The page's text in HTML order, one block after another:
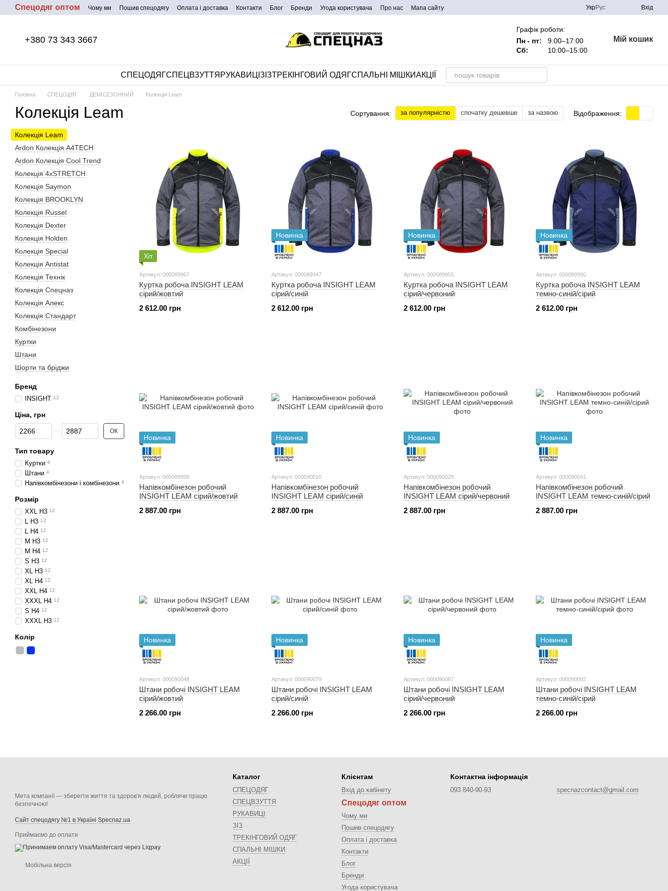
Перейти до основного контенту
Спецодяг оптом Чому ми Пошив спецодягу Оплата і доставка Контакти Блог Бренди Угода користувача Про нас Мапа сайту УкрРус Вхід
+380 73 343 3667
Графік роботи:
Пн - пт:
9:00–17:00
Сб:
10:00–15:00
Мій кошик
СПЕЦОДЯГСПЕЦВЗУТТЯ РУКАВИЦІ ЗІЗТРЕКІНГОВИЙ ОДЯГСПАЛЬНІ МІШКИАКЦІЇ
Головна СПЕЦОДЯГ ДЕМІСЕЗОННИЙ Колекція Leam
Колекція Leam Сортування: за популярністю спочатку дешевше за назвою Відображення:
Хіт
Артикул: 000089967
Куртка робоча INSIGHT LEAM
сірий/жовтий
2 612.00 грн
Новинка
Артикул: 000089947
Куртка робоча INSIGHT LEAM
сірий/синій
2 612.00 грн
Новинка
Артикул: 000089955
Куртка робоча INSIGHT LEAM
сірий/червоний
2 612.00 грн
Новинка
Артикул: 000089990
Куртка робоча INSIGHT LEAM
темно-синій/сірий
2 612.00 грн
Новинка
Артикул: 000089998
Напівкомбінезон робочий
INSIGHT LEAM сірий/жовтий
2 887.00 грн
Новинка
Артикул: 000090010
Напівкомбінезон робочий
INSIGHT LEAM сірий/синій
2 887.00 грн
Новинка
Артикул: 000090029
Напівкомбінезон робочий
INSIGHT LEAM сірий/червоний
2 887.00 грн
Новинка
Артикул: 000090041
Напівкомбінезон робочий
INSIGHT LEAM темно-синій/сірий
2 887.00 грн
Новинка
Артикул: 000090048
Штани робочі INSIGHT LEAM
сірий/жовтий
2 266.00 грн
Новинка
Артикул: 000090079
Штани робочі INSIGHT LEAM
сірий/синій
2 266.00 грн
Новинка
Артикул: 000090067
Штани робочі INSIGHT LEAM
сірий/червоний
2 266.00 грн
Новинка
Артикул: 000090092
Штани робочі INSIGHT LEAM
темно-синій/сірий
2 266.00 грн
Колекція Leam
Ardon Колекція A4TECH
Ardon Колекція Cool Trend
Колекція 4xSTRETCH
Колекція Saymon
Колекція BROOKLYN
Колекція Russel
Колекція Dexter
Колекція Holden
Колекція Special
Колекція Antistat
Колекція Технік
Колекція Спецназ
Колекція Алекс
Колекція Стандарт
Комбінезони
Куртки
Штани
Шорти та бріджи
Бренд
INSIGHT 12
Ціна, грн
Від Ціна, грн
До Ціна, грн ОК
Тип товару
Куртки 4
Штани 4
Напівкомбінезони і комбінезони 4
Розмір
XXL H3 12
L H3 12
L H4 12
M H3 12
M H4 12
S H3 12
XL H3 12
XL H4 12
XXL H4 12
XXXL H4 12
S H4 12
XXXL H3 12
Колір
Мета компанії — зберегти життя та здоров'я людей, роблячи працю
безпечною!
Сайт спецодягу №1 в Україні Specnaz.ua
Приймаємо до оплати
Мобільна версія
Каталог
СПЕЦОДЯГ
СПЕЦВЗУТТЯ
РУКАВИЦІ
ЗІЗ
ТРЕКІНГОВИЙ ОДЯГ
СПАЛЬНІ МІШКИ
АКЦІЇ
Клієнтам
Вхід до кабінету
Спецодяг оптом
Чому ми
Пошив спецодягу
Оплата і доставка
Контакти
Блог
Бренди
Угода користувача
Контактна інформація
093 840-90-93 specnazcontact@gmail.com